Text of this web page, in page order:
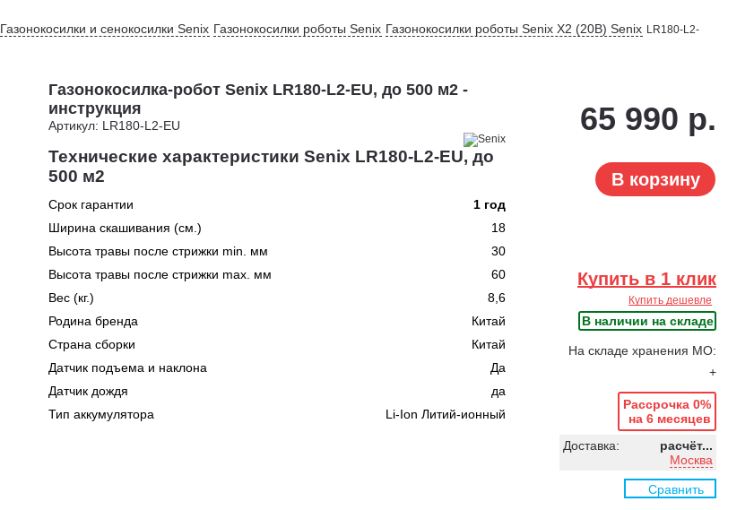
Газонокосилки и сенокосилки Senix Газонокосилки роботы Senix Газонокосилки роботы Senix X2 (20В) Senix LR180-L2-
Газонокосилка-робот Senix LR180-L2-EU, до 500 м2 -
инструкция
Артикул: LR180-L2-EU
Технические характеристики Senix LR180-L2-EU, до
500 м2
Срок гарантии
1 год
Ширина скашивания (см.)
18
Высота травы после стрижки min. мм
30
Высота травы после стрижки max. мм
60
Вес (кг.)
8,6
Родина бренда
Китай
Страна сборки
Китай
Датчик подъема и наклона
Да
Датчик дождя
да
Тип аккумулятора
Li-Ion Литий-ионный
65 990 р.
В корзину
Купить в 1 клик
Купить дешевле
В наличии на складе
На складе хранения МО:
+
Рассрочка 0%
на 6 месяцев
Доставка:
расчёт...
Москва
Сравнить